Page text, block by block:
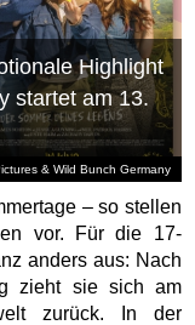
& Wild Bunch Germany
Highlight
startet am 13.
– so stellen
vor. Für die 17-
anders aus: Nach
zieht sie sich am
zurück. In der